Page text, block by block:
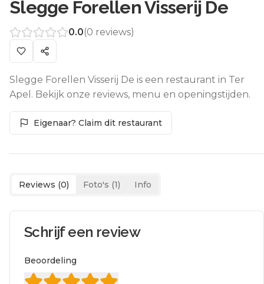
Slegge Forellen Visserij De
0.0(0 reviews)
Slegge Forellen Visserij De is een restaurant in Ter
Apel. Bekijk onze reviews, menu en openingstijden.
Eigenaar? Claim dit restaurant
Reviews (0) Foto's (1) Info
Schrijf een review
Beoordeling